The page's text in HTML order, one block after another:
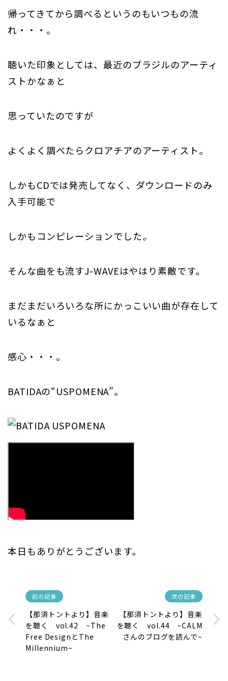
帰ってきてから調べるというのもいつもの流
れ・・・。
聴いた印象としては、最近のブラジルのアーティ
ストかなぁと
思っていたのですが
よくよく調べたらクロアチアのアーティスト。
しかもCDでは発売してなく、ダウンロードのみ
入手可能で
しかもコンピレーションでした。
そんな曲をも流すJ-WAVEはやはり素敵です。
まだまだいろいろな所にかっこいい曲が存在して
いるなぁと
感心・・・。
BATIDAの“USPOMENA”。
本日もありがとうございます。
前の記事
【那須トントより】音楽
を聴く vol.42 ~The
Free DesignとThe
Millennium~
次の記事
【那須トントより】音楽
を聴く vol.44 ~CALM
さんのブログを読んで~